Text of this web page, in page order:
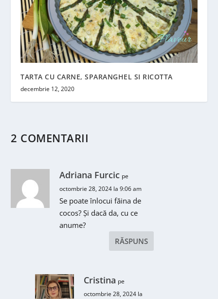
TARTA CU CARNE, SPARANGHEL SI RICOTTA
decembrie 12, 2020
2 COMENTARII
Adriana Furcic pe
octombrie 28, 2024 la 9:06 am
Se poate înlocui făina de
cocos? Și dacă da, cu ce
anume?
RĂSPUNS
Cristina pe
octombrie 28, 2024 la